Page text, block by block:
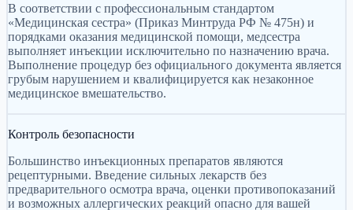
В соответствии с профессиональным стандартом
«Медицинская сестра» (Приказ Минтруда РФ № 475н) и
порядками оказания медицинской помощи, медсестра
выполняет инъекции исключительно по назначению врача.
Выполнение процедур без официального документа является
грубым нарушением и квалифицируется как незаконное
медицинское вмешательство.
Контроль безопасности
Большинство инъекционных препаратов являются
рецептурными. Введение сильных лекарств без
предварительного осмотра врача, оценки противопоказаний
и возможных аллергических реакций опасно для вашей